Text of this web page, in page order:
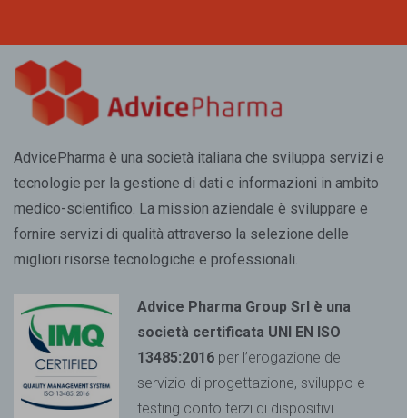
AdvicePharma è una società italiana che sviluppa servizi e
tecnologie per la gestione di dati e informazioni in ambito
medico-scientifico. La mission aziendale è sviluppare e
fornire servizi di qualità attraverso la selezione delle
migliori risorse tecnologiche e professionali.
Advice Pharma Group Srl è una
società certificata UNI EN ISO
13485:2016 per l’erogazione del
servizio di progettazione, sviluppo e
testing conto terzi di dispositivi